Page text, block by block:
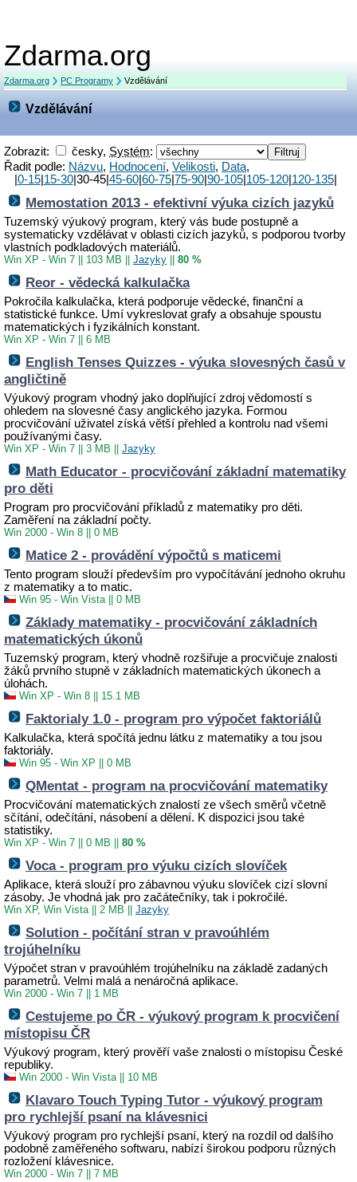
Zdarma.org
Zdarma.org PC Programy Vzdělávání
Vzdělávání
Zobrazit: česky, Systém:
Řadit podle: Názvu, Hodnocení, Velikosti, Data,
0-15| 15-30|30-45| 45-60| 60-75| 75-90| 90-105| 105-120| 120-135|
Memostation 2013 - efektivní výuka cizích jazyků
Tuzemský výukový program, který vás bude postupně a
systematicky vzdělávat v oblasti cizích jazyků, s podporou tvorby
vlastních podkladových materiálů.
Win XP - Win 7 103 MB Jazyky 80 %
Reor - vědecká kalkulačka
Pokročila kalkulačka, která podporuje vědecké, finanční a
statistické funkce. Umí vykreslovat grafy a obsahuje spoustu
matematických i fyzikálních konstant.
Win XP - Win 7 6 MB
English Tenses Quizzes - výuka slovesných časů v
angličtině
Výukový program vhodný jako doplňující zdroj vědomostí s
ohledem na slovesné časy anglického jazyka. Formou
procvičování uživatel získá větší přehled a kontrolu nad všemi
používanými časy.
Win XP - Win 7 3 MB Jazyky
Math Educator - procvičování základní matematiky
pro děti
Program pro procvičování příkladů z matematiky pro děti.
Zaměření na základní počty.
Win 2000 - Win 8 0 MB
Matice 2 - provádění výpočtů s maticemi
Tento program slouží především pro vypočítávání jednoho okruhu
z matematiky a to matic.
Win 95 - Win Vista|| 0 MB
Základy matematiky - procvičování základních
matematických úkonů
Tuzemský program, který vhodně rozšiřuje a procvičuje znalosti
žáků prvního stupně v základních matematických úkonech a
úlohách.
Win XP - Win 8 15.1 MB
Faktorialy 1.0 - program pro výpočet faktoriálů
Kalkulačka, která spočítá jednu látku z matematiky a tou jsou
faktoriály.
Win 95 - Win XP 0 MB
QMentat - program na procvičování matematiky
Procvičování matematických znalostí ze všech směrů včetně
sčítání, odečítání, násobení a dělení. K dispozici jsou také
statistiky.
Win XP - Win 7 0 MB 80 %
Voca - program pro výuku cizích slovíček
Aplikace, která slouží pro zábavnou výuku slovíček cizí slovní
zásoby. Je vhodná jak pro začátečníky, tak i pokročilé.
Win XP, Win Vista|| 2 MB Jazyky
Solution - počítání stran v pravoúhlém
trojúhelníku
Výpočet stran v pravoúhlém trojúhelníku na základě zadaných
parametrů. Velmi malá a nenáročná aplikace.
Win 2000 - Win 7 1 MB
Cestujeme po ČR - výukový program k procvičení
místopisu ČR
Výukový program, který prověří vaše znalosti o místopisu České
republiky.
Win 2000 - Win Vista|| 10 MB
Klavaro Touch Typing Tutor - výukový program
pro rychlejší psaní na klávesnici
Výukový program pro rychlejší psaní, který na rozdíl od dalšího
podobně zaměřeného softwaru, nabízí širokou podporu různých
rozložení klávesnice.
Win 2000 - Win 7 7 MB